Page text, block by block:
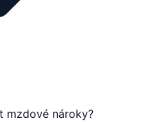
mzdové nároky?